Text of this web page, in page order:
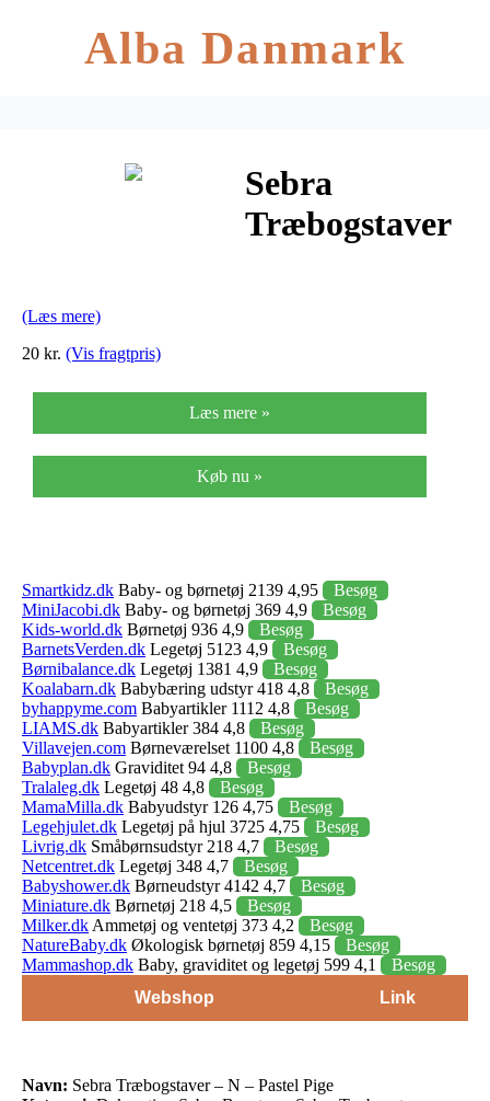
Alba Danmark
Sebra
Træbogstaver
(Læs mere)
20 kr. (Vis fragtpris)
Læs mere »
Køb nu »
Smartkidz.dk Baby- og børnetøj 2139 4,95
Besøg
MiniJacobi.dk Baby- og børnetøj 369 4,9
Besøg
Kids-world.dk Børnetøj 936 4,9
Besøg
BarnetsVerden.dk Legetøj 5123 4,9
Besøg
Børnibalance.dk Legetøj 1381 4,9
Besøg
Koalabarn.dk Babybæring udstyr 418 4,8
Besøg
byhappyme.com Babyartikler 1112 4,8
Besøg
LIAMS.dk Babyartikler 384 4,8
Besøg
Villavejen.com Børneværelset 1100 4,8
Besøg
Babyplan.dk Graviditet 94 4,8
Besøg
Tralaleg.dk Legetøj 48 4,8
Besøg
MamaMilla.dk Babyudstyr 126 4,75
Besøg
Legehjulet.dk Legetøj på hjul 3725 4,75
Besøg
Livrig.dk Småbørnsudstyr 218 4,7
Besøg
Netcentret.dk Legetøj 348 4,7
Besøg
Babyshower.dk Børneudstyr 4142 4,7
Besøg
Miniature.dk Børnetøj 218 4,5
Besøg
Milker.dk Ammetøj og ventetøj 373 4,2
Besøg
NatureBaby.dk Økologisk børnetøj 859 4,15
Besøg
Mammashop.dk Baby, graviditet og legetøj 599 4,1
Besøg
Webshop
Link
Navn: Sebra Træbogstaver – N – Pastel Pige